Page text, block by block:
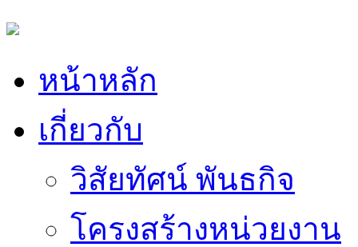
หน้าหลัก
เกี่ยวกับ
วิสัยทัศน์ พันธกิจ
โครงสร้างหน่วยงาน